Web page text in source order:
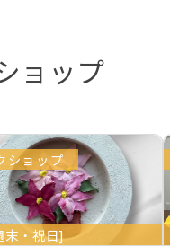
ョップ
ショップ
末・祝日]